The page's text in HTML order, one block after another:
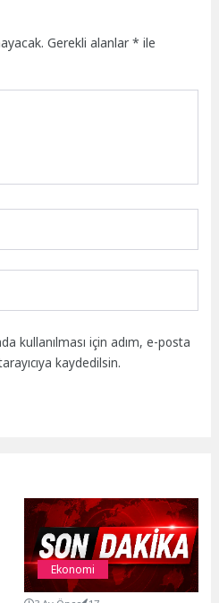
Gerekli alanlar* ile
kullanılması için adım, e-posta
kaydedilsin.
Ekonomi